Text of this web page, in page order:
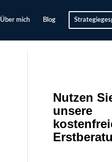
Über mich Blog
Nutzen
unsere